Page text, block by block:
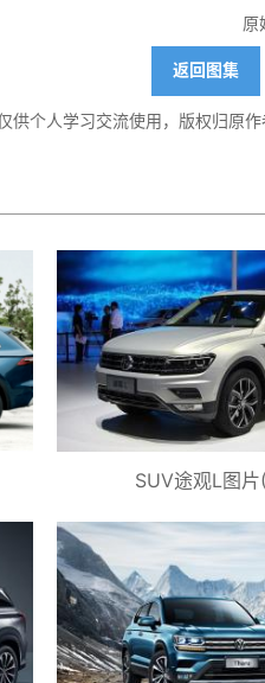
原
返回图集
供个人学习交流使用，版权归原
SUV途观L图片